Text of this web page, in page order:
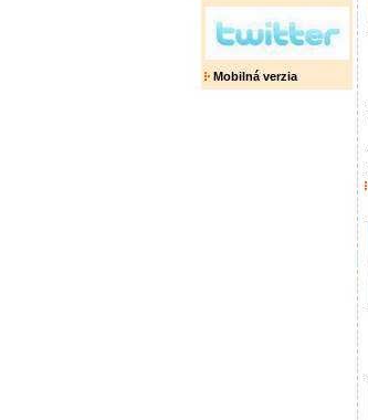
Mobilná verzia